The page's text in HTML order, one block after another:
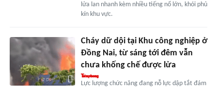
lửa lan nhanh kèm nhiều tiếng nổ lớn, khói phủ
kín khu vực.
Cháy dữ dội tại Khu công nghiệp ở
Đồng Nai, từ sáng tới đêm vẫn
chưa khống chế được lửa
Lực lượng chức năng đang nỗ lực dập tắt đám